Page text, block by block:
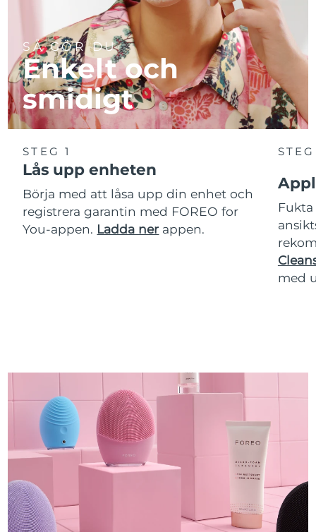
SÅ GÖR DU
Enkelt och
smidigt
STEG 1
Lås upp enheten
Börja med att låsa upp din enhet och
registrera garantin med FOREO for
You-appen. Ladda ner appen.
med